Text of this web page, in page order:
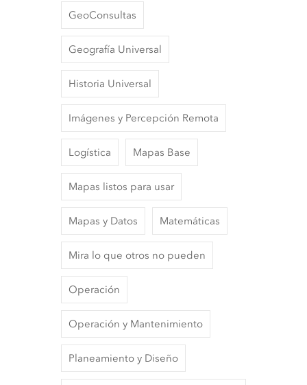
GeoConsultas
Geografía Universal
Historia Universal
Imágenes y Percepción Remota
Logística Mapas Base
Mapas listos para usar
Mapas y Datos Matemáticas
Mira lo que otros no pueden
Operación
Operación y Mantenimiento
Planeamiento y Diseño